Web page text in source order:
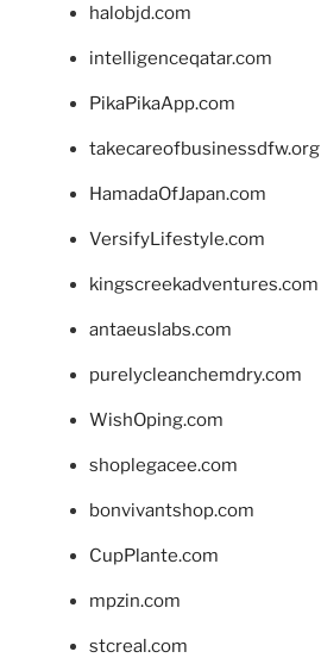
halobjd.com
intelligenceqatar.com
PikaPikaApp.com
takecareofbusinessdfw.org
HamadaOfJapan.com
VersifyLifestyle.com
kingscreekadventures.com
antaeuslabs.com
purelycleanchemdry.com
WishOping.com
shoplegacee.com
bonvivantshop.com
CupPlante.com
mpzin.com
stcreal.com